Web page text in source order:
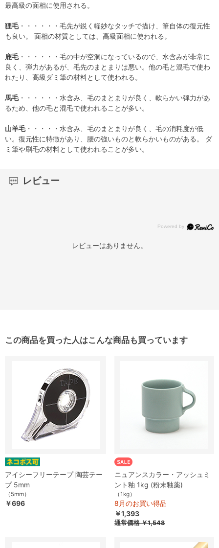
最高級の面相に使用される。
狸毛・・・・・・毛先が鋭く軽妙なタッチで描け、筆自体の復元性
も良い。 面相の材質としては、高級面相に使われる。
鹿毛・・・・・・毛の中が空洞になっているので、水含みが非常に
良く、弾力があるが、毛先のまとまりは悪い。他の毛と混毛で使わ
れたり、高級ダミ筆の材料として使われる。
馬毛・・・・・・水含み、毛のまとまりが良く、軟らかい弾力があ
るため、他の毛と混毛で使われることが多い。
山羊毛・・・・・水含み、毛のまとまりが良く、毛の消耗度が低
い。復元性に特徴があり、腰の強いものと軟らかいものがある。 ダ
ミ筆や刷毛の材料として使われることが多い。
レビュー
レビューはありません。
この商品を買った人はこんな商品も買っています
アイシーフリーテープ 陶芸テー
プ 5mm
（5mm）
￥696
ニュアンスカラー・アッシュミ
ント釉 1kg (粉末釉薬)
（1kg）
8月のお買い得品
￥1,393
通常価格￥1,548